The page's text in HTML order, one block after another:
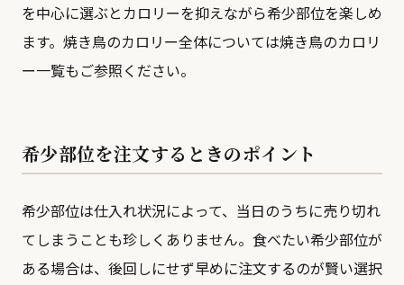
を中心に選ぶとカロリーを抑えながら希少部位を楽しめ
ます。焼き鳥のカロリー全体については焼き鳥のカロリ
ー一覧もご参照ください。
希少部位を注文するときのポイント
希少部位は仕入れ状況によって、当日のうちに売り切れ
てしまうことも珍しくありません。食べたい希少部位が
ある場合は、後回しにせず早めに注文するのが賢い選択